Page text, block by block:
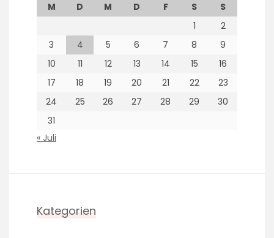
M D M D F S
S
1
2
3
4 5 6 7 8
9
10
11 12 13 14 15
16
17
18 19 20 21 22
23
24
25 26 27 28 29
30
31
« Juli
Kategorien